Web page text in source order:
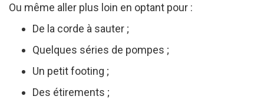
Ou même aller plus loin en optant pour :
De la corde à sauter ;
Quelques séries de pompes ;
Un petit footing ;
Des étirements ;